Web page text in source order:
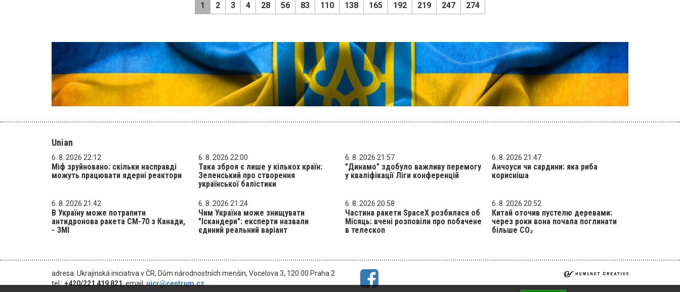
1 2 3 4 28 56 83 110 138 165 192 219 247 274
Unian
6. 8. 2026 22:12
Міф зруйновано: скільки насправді
можуть працювати ядерні реактори
6. 8. 2026 22:00
Така зброя є лише у кількох країн:
Зеленський про створення
української балістики
6. 8. 2026 21:57
"Динамо" здобуло важливу перемогу
у кваліфікації Ліги конференцій
6. 8. 2026 21:47
Анчоуси чи сардини: яка риба
корисніша
6. 8. 2026 21:42
В Україну може потрапити
антидронова ракета CM-70 з Канади,
- ЗМІ
6. 8. 2026 21:24
Чим Україна може знищувати
"Іскандери": експерти назвали
єдиний реальний варіант
6. 8. 2026 20:58
Частина ракети SpaceX розбилася об
Місяць: вчені розповіли про побачене
в телескоп
6. 8. 2026 20:52
Китай оточив пустелю деревами:
через роки вона почала поглинати
більше CO₂
adresa: Ukrajinská iniciativa v ČR, Dům národnostních menšin, Vocelova 3, 120 00 Praha 2
tel.:+420/221 419 821, email:uicr@centrum.cz